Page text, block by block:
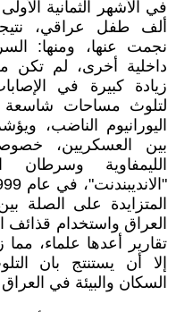
ألف طفل عراقي،
نجمت عنها، ومنها:
زيادة كبيرة في
لتلوث مساحات شاسعة
اليورانيوم الناضب،
بين العسكريين،
المتزايدة على
العراق واستخدام قذائف
تقارير أعدها علماء،
إلا أن يستنتج بان
السكان والبيئة في